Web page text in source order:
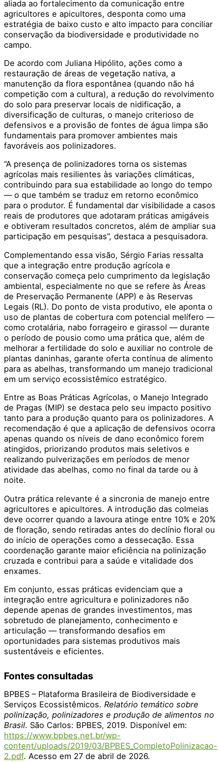
aliada ao fortalecimento da comunicação entre
agricultores e apicultores, desponta como uma
estratégia de baixo custo e alto impacto para conciliar
conservação da biodiversidade e produtividade no
campo.
De acordo com Juliana Hipólito, ações como a
restauração de áreas de vegetação nativa, a
manutenção da flora espontânea (quando não há
competição com a cultura), a redução do revolvimento
do solo para preservar locais de nidificação, a
diversificação de culturas, o manejo criterioso de
defensivos e a provisão de fontes de água limpa são
fundamentais para promover ambientes mais
favoráveis aos polinizadores.
“A presença de polinizadores torna os sistemas
agrícolas mais resilientes às variações climáticas,
contribuindo para sua estabilidade ao longo do tempo
— o que também se traduz em retorno econômico
para o produtor. É fundamental dar visibilidade a casos
reais de produtores que adotaram práticas amigáveis
e obtiveram resultados concretos, além de ampliar sua
participação em pesquisas”, destaca a pesquisadora.
Complementando essa visão, Sérgio Farias ressalta
que a integração entre produção agrícola e
conservação começa pelo cumprimento da legislação
ambiental, especialmente no que se refere às Áreas
de Preservação Permanente (APP) e às Reservas
Legais (RL). Do ponto de vista produtivo, ele aponta o
uso de plantas de cobertura com potencial melífero —
como crotalária, nabo forrageiro e girassol — durante
o período de pousio como uma prática que, além de
melhorar a fertilidade do solo e auxiliar no controle de
plantas daninhas, garante oferta contínua de alimento
para as abelhas, transformando um manejo tradicional
em um serviço ecossistêmico estratégico.
Entre as Boas Práticas Agrícolas, o Manejo Integrado
de Pragas (MIP) se destaca pelo seu impacto positivo
tanto para a produção quanto para os polinizadores. A
recomendação é que a aplicação de defensivos ocorra
apenas quando os níveis de dano econômico forem
atingidos, priorizando produtos mais seletivos e
realizando pulverizações em períodos de menor
atividade das abelhas, como no final da tarde ou à
noite.
Outra prática relevante é a sincronia de manejo entre
agricultores e apicultores. A introdução das colmeias
deve ocorrer quando a lavoura atinge entre 10% e 20%
de floração, sendo retiradas antes do declínio floral ou
do início de operações como a dessecação. Essa
coordenação garante maior eficiência na polinização
cruzada e contribui para a saúde e vitalidade dos
enxames.
Em conjunto, essas práticas evidenciam que a
integração entre agricultura e polinizadores não
depende apenas de grandes investimentos, mas
sobretudo de planejamento, conhecimento e
articulação — transformando desafios em
oportunidades para sistemas produtivos mais
sustentáveis e eficientes.
Fontes consultadas
BPBES – Plataforma Brasileira de Biodiversidade e
Serviços Ecossistêmicos. Relatório temático sobre
polinização, polinizadores e produção de alimentos no
Brasil. São Carlos: BPBES, 2019. Disponível em:
https://www.bpbes.net.br/wp-
content/uploads/2019/03/BPBES_CompletoPolinizacao-
2.pdf. Acesso em 27 de abril de 2026.